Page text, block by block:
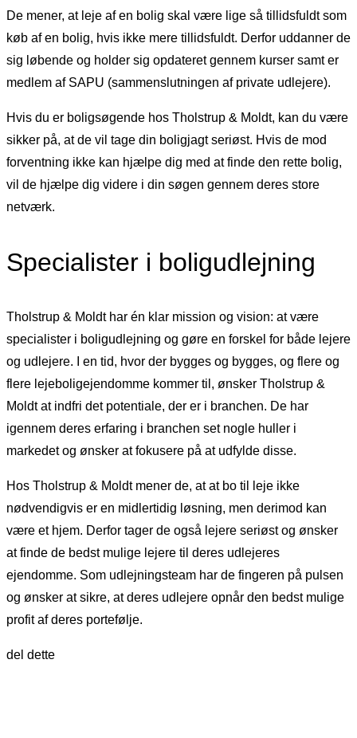
De mener, at leje af en bolig skal være lige så tillidsfuldt som
køb af en bolig, hvis ikke mere tillidsfuldt. Derfor uddanner de
sig løbende og holder sig opdateret gennem kurser samt er
medlem af SAPU (sammenslutningen af private udlejere).
Hvis du er boligsøgende hos Tholstrup & Moldt, kan du være
sikker på, at de vil tage din boligjagt seriøst. Hvis de mod
forventning ikke kan hjælpe dig med at finde den rette bolig,
vil de hjælpe dig videre i din søgen gennem deres store
netværk.
Specialister i boligudlejning
Tholstrup & Moldt har én klar mission og vision: at være
specialister i boligudlejning og gøre en forskel for både lejere
og udlejere. I en tid, hvor der bygges og bygges, og flere og
flere lejeboligejendomme kommer til, ønsker Tholstrup &
Moldt at indfri det potentiale, der er i branchen. De har
igennem deres erfaring i branchen set nogle huller i
markedet og ønsker at fokusere på at udfylde disse.
Hos Tholstrup & Moldt mener de, at at bo til leje ikke
nødvendigvis er en midlertidig løsning, men derimod kan
være et hjem. Derfor tager de også lejere seriøst og ønsker
at finde de bedst mulige lejere til deres udlejeres
ejendomme. Som udlejningsteam har de fingeren på pulsen
og ønsker at sikre, at deres udlejere opnår den bedst mulige
profit af deres portefølje.
del dette